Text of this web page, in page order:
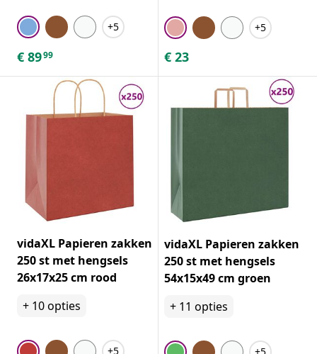
+5
€ 8999
+5
€ 23
vidaXL Papieren zakken
250 st met hengsels
26x17x25 cm rood
+ 10opties
+5
vidaXL Papieren zakken
250 st met hengsels
54x15x49 cm groen
+ 11 opties